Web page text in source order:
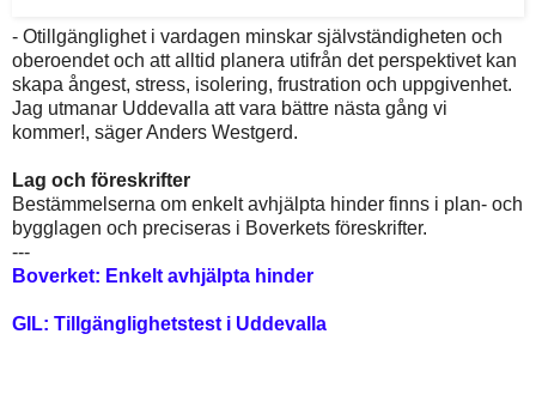
- Otillgänglighet i vardagen minskar självständigheten och
oberoendet och att alltid planera utifrån det perspektivet kan
skapa ångest, stress, isolering, frustration och uppgivenhet.
Jag utmanar Uddevalla att vara bättre nästa gång vi
kommer!, säger Anders Westgerd.
Lag och föreskrifter
Bestämmelserna om enkelt avhjälpta hinder finns i plan- och
bygglagen och preciseras i Boverkets föreskrifter.
---
Boverket: Enkelt avhjälpta hinder
GIL: Tillgänglighetstest i Uddevalla